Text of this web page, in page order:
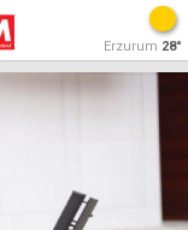
Erzurum 28°